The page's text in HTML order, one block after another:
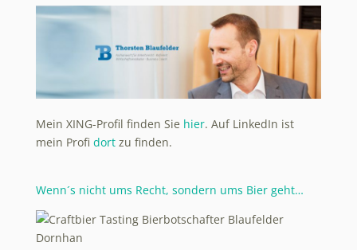
Mein XING-Profil finden Sie hier. Auf LinkedIn ist
mein Profi dortzu finden.
Wenn´s nicht ums Recht, sondern ums Bier geht…